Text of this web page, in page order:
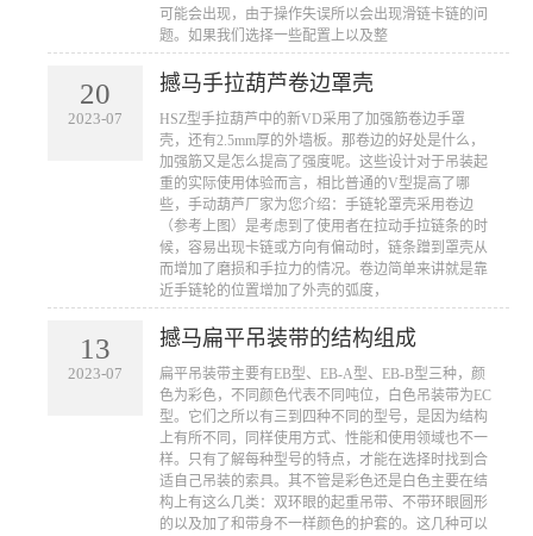
可能会出现，由于操作失误所以会出现滑链卡链的问
题。如果我们选择一些配置上以及整
20
2023-07
撼马手拉葫芦卷边罩壳
​HSZ型手拉葫芦中的新VD采用了加强筋卷边手罩
壳，还有2.5mm厚的外墙板。那卷边的好处是什么，
加强筋又是怎么提高了强度呢。这些设计对于吊装起
重的实际使用体验而言，相比普通的V型提高了哪
些，手动葫芦厂家为您介绍：手链轮罩壳采用卷边
（参考上图）是考虑到了使用者在拉动手拉链条的时
候，容易出现卡链或方向有偏动时，链条蹭到罩壳从
而增加了磨损和手拉力的情况。卷边简单来讲就是靠
近手链轮的位置增加了外壳的弧度，
13
2023-07
撼马扁平吊装带的结构组成
​扁平吊装带主要有EB型、EB-A型、EB-B型三种，颜
色为彩色，不同颜色代表不同吨位，白色吊装带为EC
型。它们之所以有三到四种不同的型号，是因为结构
上有所不同，同样使用方式、性能和使用领域也不一
样。只有了解每种型号的特点，才能在选择时找到合
适自己吊装的索具。其不管是彩色还是白色主要在结
构上有这么几类：双环眼的起重吊带、不带环眼圆形
的以及加了和带身不一样颜色的护套的。这几种可以